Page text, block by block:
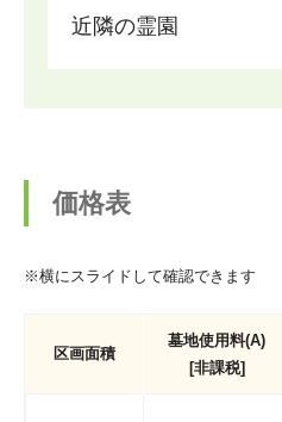
近隣の霊園
価格表
※横にスライドして確認できます
区画面積
墓地使用料(A)
[非課税]